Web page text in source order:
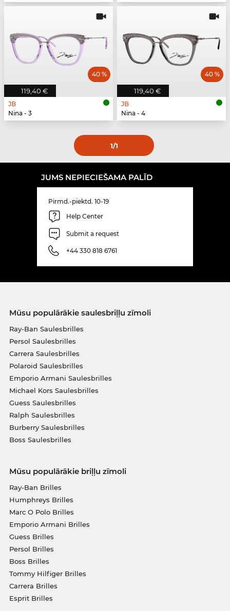
119,40 €
40 %
JB
Nina - 3
119,40 €
40 %
JB
Nina - 4
1/1
JUMS NEPIECIEŠAMA PALĪD
Pirmd.-piektd. 10-19
Help Center
Submit a request
+44 330 818 6761
Mūsu populārākie saulesbriļļu zīmoli
Ray-Ban Saulesbrilles
Persol Saulesbrilles
Carrera Saulesbrilles
Polaroid Saulesbrilles
Emporio Armani Saulesbrilles
Michael Kors Saulesbrilles
Guess Saulesbrilles
Ralph Saulesbrilles
Burberry Saulesbrilles
Boss Saulesbrilles
Mūsu populārākie briļļu zīmoli
Ray-Ban Brilles
Humphreys Brilles
Marc O Polo Brilles
Emporio Armani Brilles
Guess Brilles
Persol Brilles
Boss Brilles
Tommy Hilfiger Brilles
Carrera Brilles
Esprit Brilles